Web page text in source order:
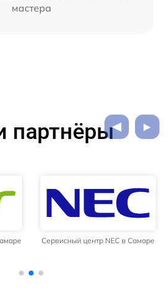
мастера
партнёры
Сервисный центр NEC в Самаре